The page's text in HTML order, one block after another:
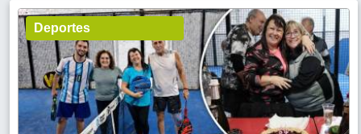
Deportes